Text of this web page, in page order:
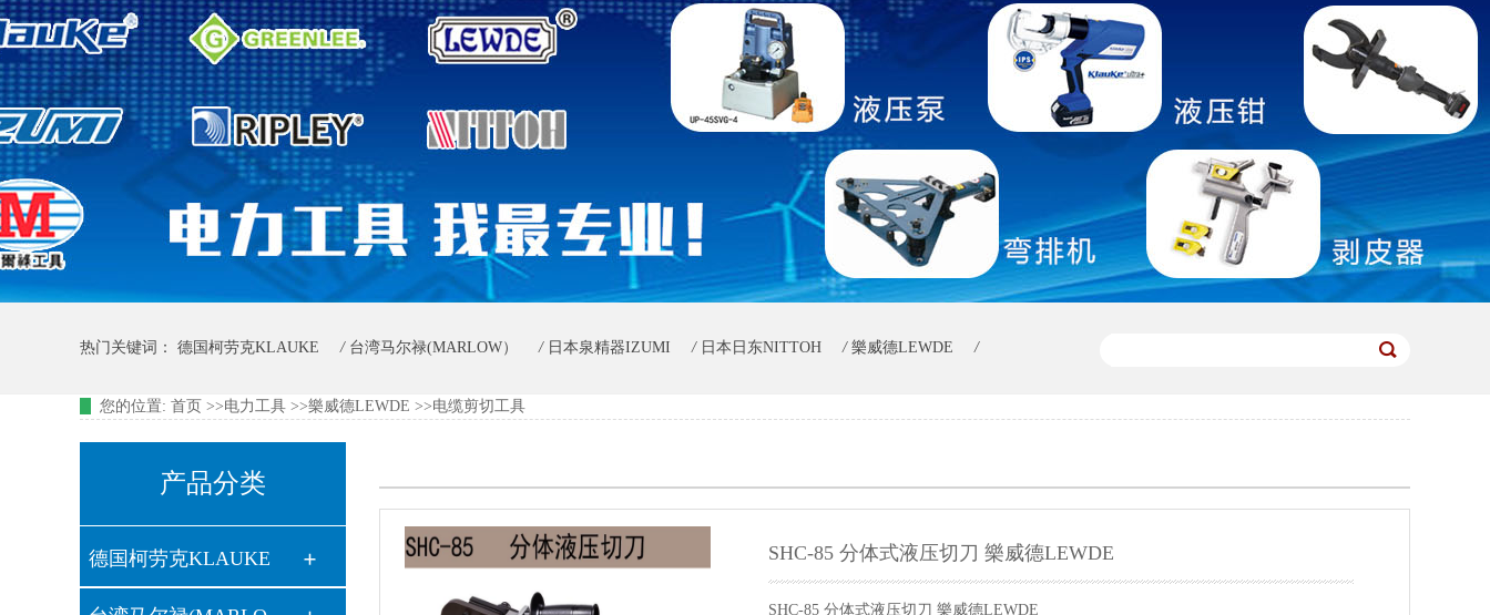
热门关键词： 德国柯劳克KLAUKE / 台湾马尔禄(MARLOW） / 日本泉精器IZUMI / 日本日东NITTOH / 樂威德LEWDE /
意大利森博尔CEMBRE / 日本大亚DAIA
您的位置: 首页 >>电力工具 >>樂威德LEWDE >>电缆剪切工具
产品分类
德国柯劳克KLAUKE SHC-85 分体式液压切刀 樂威德LEWDE
SHC-85 分体式液压切刀 樂威德LEWDE